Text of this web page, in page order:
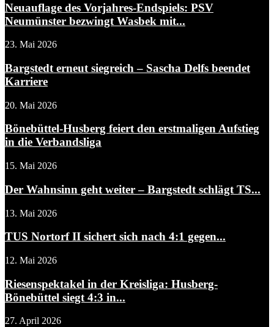
Neuauflage des Vorjahres-Endspiels: PSV
Neumünster bezwingt Wasbek mit...
23. Mai 2026
Bargstedt erneut siegreich – Sascha Delfs beendet
Karriere
20. Mai 2026
Bönebüttel-Husberg feiert den erstmaligen Aufstieg
in die Verbandsliga
15. Mai 2026
Der Wahnsinn geht weiter – Bargstedt schlägt TS...
13. Mai 2026
TUS Nortorf II sichert sich nach 4:1 gegen...
12. Mai 2026
Riesenspektakel in der Kreisliga: Husberg-
Bönebüttel siegt 4:3 in...
27. April 2026